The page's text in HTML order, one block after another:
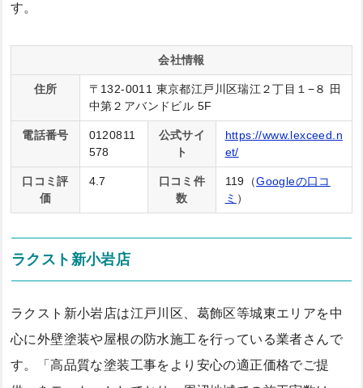
す。
会社情報
住所
〒132-0011 東京都江戸川区瑞江２丁目１−８ 田
中第２アバンドビル 5F
電話番号
0120811
578
公式サイ
ト
https://www.lexceed.n
et/
口コミ評
価
4.7
口コミ件
数
119（Googleの口コ
ミ ）
ラクスト新小岩店
ラクスト新小岩店は江戸川区、葛飾区等城東エリアを中
心に外壁塗装や屋根の防水施工を行っている業者さんで
す。「高品質な塗装工事をより安心の適正価格でご提